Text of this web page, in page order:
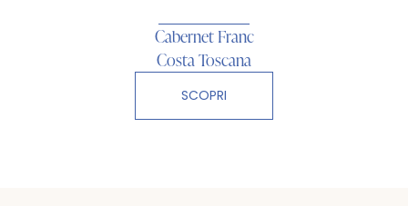
Cabernet Franc
Costa Toscana
SCOPRI